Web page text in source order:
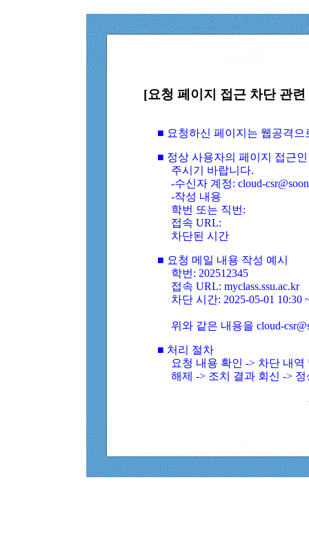
[요청 페이지 접근 차단 관
■ 요청하신 페이지는 웹공격
■ 정상 사용자의 페이지 접근
주시기 바랍니다.
-수신자 계정: cloud-
-작성 내용
학번 또는 직번:
접속 URL:
차단된 시간
■ 요청 메일 내용 작성 예시
학번: 202512345
접속 URL: myclass.ssu.ac.kr
차단 시간: 2025-05-01 10:30
위와 같은 내용을 cloud-
■ 처리 절차
요청 내용 확인 -> 차단 내
해제 -> 조치 결과 회신 ->